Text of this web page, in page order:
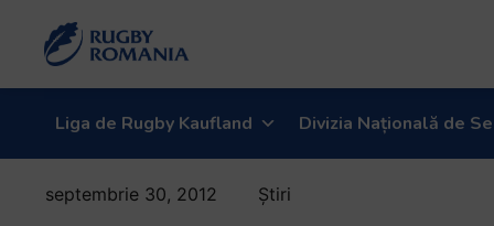
Liga de Rugby Kaufland Divizia Națională de
septembrie 30, 2012 Știri